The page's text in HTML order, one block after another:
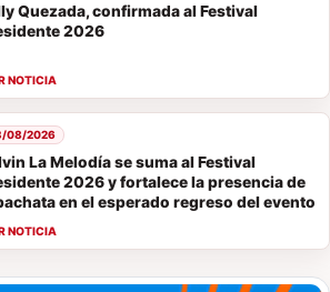
Quezada, confirmada al Festival
2026
La Melodía se suma al Festival
2026 y fortalece la presencia de
en el esperado regreso del evento
08/2026